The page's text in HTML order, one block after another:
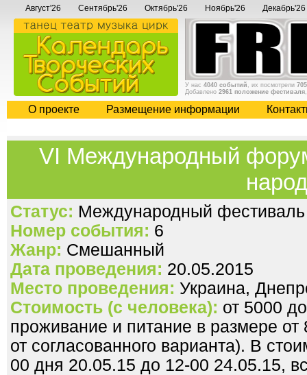
Август'26 Сентябрь'26 Октябрь'26 Ноябрь'26 Декабрь'26
У нас 4040 событий , их посмотрели
Добавлено 2961 положение фестиваля
О проекте Размещение информации
VI Международный
Статус: Международный фестиваль
Номер события: 6
Жанр: Смешанный
Дата проведения: 20.05.2015
Место проведения: Украина,
Стоимость (с человека): от 5000
проживание и питание в размере
от согласованного варианта). В
00 дня 20.05.15 до 12-00 24.05.15,